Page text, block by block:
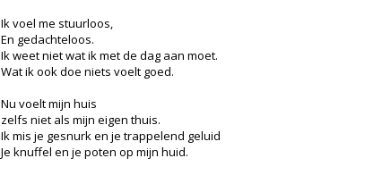
Ik voel me stuurloos,
En gedachteloos.
Ik weet niet wat ik met de dag aan moet.
Wat ik ook doe niets voelt goed.
Nu voelt mijn huis
zelfs niet als mijn eigen thuis.
Ik mis je gesnurk en je trappelend geluid
Je knuffel en je poten op mijn huid.